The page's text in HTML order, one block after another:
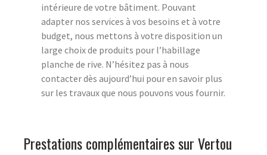
intérieure de votre bâtiment. Pouvant
adapter nos services à vos besoins et à votre
budget, nous mettons à votre disposition un
large choix de produits pour l’habillage
planche de rive. N’hésitez pas à nous
contacter dès aujourd’hui pour en savoir plus
sur les travaux que nous pouvons vous fournir.
Prestations complémentaires sur Vertou